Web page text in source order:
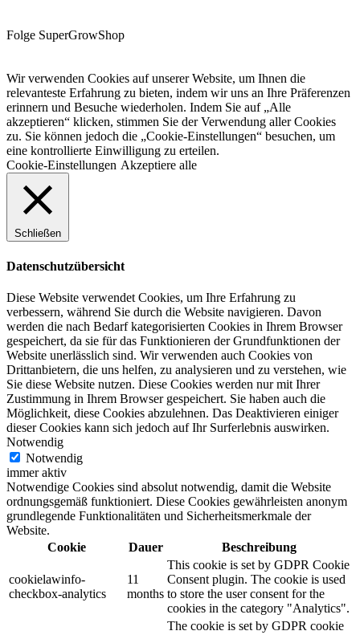
Folge SuperGrowShop
Wir verwenden Cookies auf unserer Website, um Ihnen die
relevanteste Erfahrung zu bieten, indem wir uns an Ihre Präferenzen
erinnern und Besuche wiederholen. Indem Sie auf „Alle
akzeptieren“ klicken, stimmen Sie der Verwendung aller Cookies
zu. Sie können jedoch die „Cookie-Einstellungen“ besuchen, um
eine kontrollierte Einwilligung zu erteilen.
Cookie-Einstellungen Akzeptiere alle
Schließen
Datenschutzübersicht
Diese Website verwendet Cookies, um Ihre Erfahrung zu
verbessern, während Sie durch die Website navigieren. Davon
werden die nach Bedarf kategorisierten Cookies in Ihrem Browser
gespeichert, da sie für das Funktionieren der Grundfunktionen der
Website unerlässlich sind. Wir verwenden auch Cookies von
Drittanbietern, die uns helfen, zu analysieren und zu verstehen, wie
Sie diese Website nutzen. Diese Cookies werden nur mit Ihrer
Zustimmung in Ihrem Browser gespeichert. Sie haben auch die
Möglichkeit, diese Cookies abzulehnen. Das Deaktivieren einiger
dieser Cookies kann sich jedoch auf Ihr Surferlebnis auswirken.
Notwendig
Notwendig
immer aktiv
Notwendige Cookies sind absolut notwendig, damit die Website
ordnungsgemäß funktioniert. Diese Cookies gewährleisten anonym
grundlegende Funktionalitäten und Sicherheitsmerkmale der
Website.
Cookie
Dauer Beschreibung
cookielawinfo-
checkbox-analytics
11
months
This cookie is set by GDPR Cookie
Consent plugin. The cookie is used
to store the user consent for the
cookies in the category "Analytics".
The cookie is set by GDPR cookie